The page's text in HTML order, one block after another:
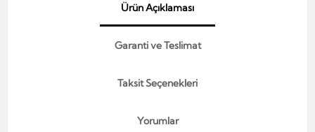
Ürün Açıklaması
Garanti ve Teslimat
Taksit Seçenekleri
Yorumlar